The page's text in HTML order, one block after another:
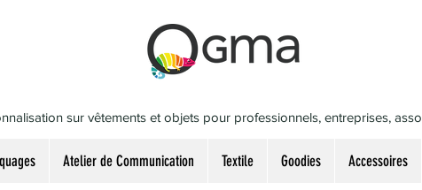
sur vêtements et objets pour professionnels, entreprises,
Atelier de Communication Textile Goodies Accessoires